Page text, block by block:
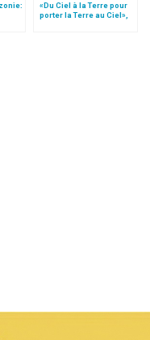
«Du Ciel à la Terre pour
porter la Terre au Ciel»,